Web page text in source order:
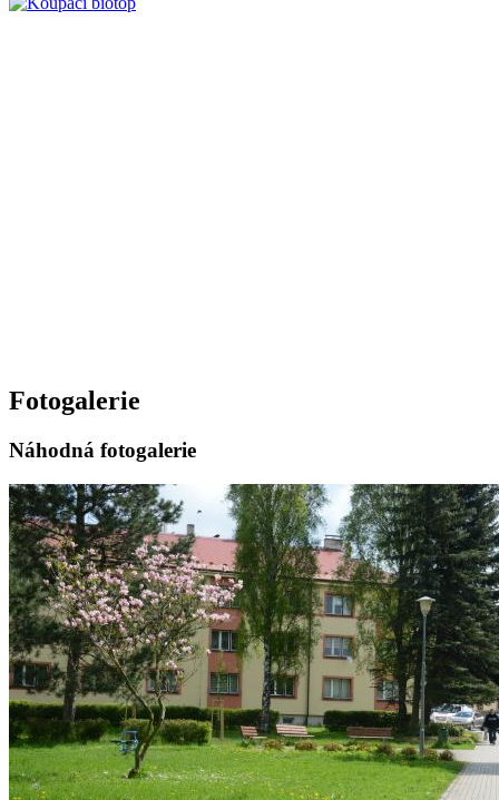
Fotogalerie
Náhodná fotogalerie